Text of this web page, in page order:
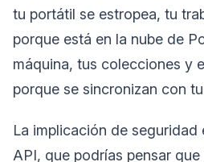
tu portátil se estropea, tu
porque está en la nube de
máquina, tus colecciones y
porque se sincronizan con
La implicación de seguridad
API, que podrías pensar que